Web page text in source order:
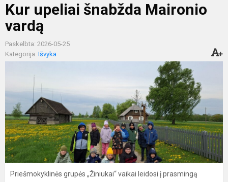
Kur upeliai šnabžda Maironio
vardą
Paskelbta: 2026-05-25
Kategorija: Išvyka
Priešmokyklinės grupės „Žiniukai“ vaikai leidosi į prasmingą